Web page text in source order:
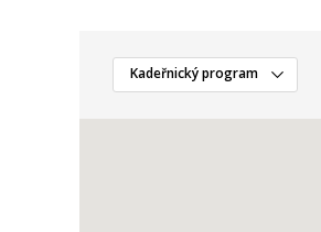
Kadeřnický program